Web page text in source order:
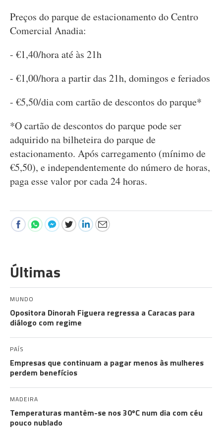
Preços do parque de estacionamento do Centro
Comercial Anadia:
- €1,40/hora até às 21h
- €1,00/hora a partir das 21h, domingos e feriados
- €5,50/dia com cartão de descontos do parque*
*O cartão de descontos do parque pode ser
adquirido na bilheteira do parque de
estacionamento. Após carregamento (mínimo de
€5,50), e independentemente do número de horas,
paga esse valor por cada 24 horas.
Últimas
MUNDO
Opositora Dinorah Figuera regressa a Caracas para
diálogo com regime
PAÍS
Empresas que continuam a pagar menos às mulheres
perdem benefícios
MADEIRA
Temperaturas mantêm-se nos 30ºC num dia com céu
pouco nublado